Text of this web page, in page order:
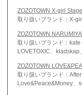
ZOZOTOWN X-girl
取り扱いブランド：X-
ZOZOTOWN
取り扱いブランド：
LOVETOXIC、
ZOZOTOWN
取り扱いブランド：
Love&Peace&Money、